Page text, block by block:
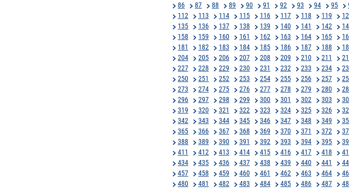
86
87 88 89 90 91 92 93 94 95
112
113 114 115 116 117 118 119
135
136 137 138 139 140 141 142
158
159 160 161 162 163 164 165
181
182 183 184 185 186 187 188
204
205 206 207 208 209 210 211
227
228 229 230 231 232 233 234
250
251 252 253 254 255 256 257
273
274 275 276 277 278 279 280
296
297 298 299 300 301 302 303
319
320 321 322 323 324 325 326
342
343 344 345 346 347 348 349
365
366 367 368 369 370 371 372
388
389 390 391 392 393 394 395
411
412 413 414 415 416 417 418
434
435 436 437 438 439 440 441
457
458 459 460 461 462 463 464
480
481 482 483 484 485 486 487